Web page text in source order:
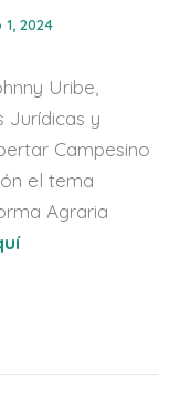
2024
Uribe,
Jurídicas y
Campesino
el tema
Agraria